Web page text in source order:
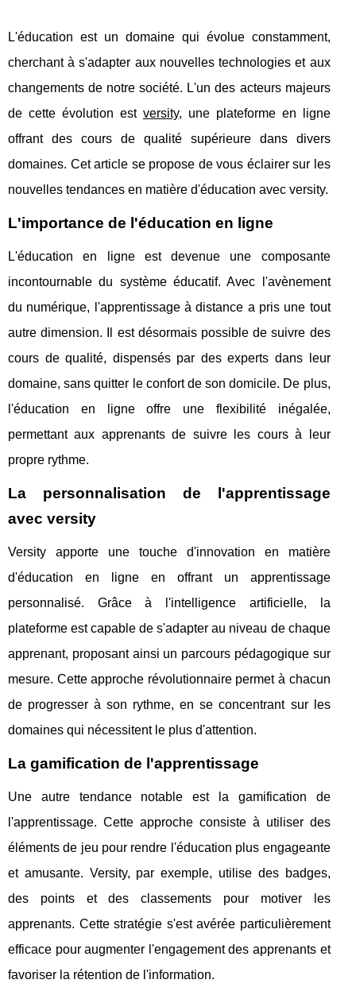
L'éducation est un domaine qui évolue constamment,
cherchant à s'adapter aux nouvelles technologies et aux
changements de notre société. L'un des acteurs majeurs
de cette évolution est versity, une plateforme en ligne
offrant des cours de qualité supérieure dans divers
domaines. Cet article se propose de vous éclairer sur les
nouvelles tendances en matière d'éducation avec versity.
L'importance de l'éducation en ligne
L'éducation en ligne est devenue une composante
incontournable du système éducatif. Avec l'avènement
du numérique, l'apprentissage à distance a pris une tout
autre dimension. Il est désormais possible de suivre des
cours de qualité, dispensés par des experts dans leur
domaine, sans quitter le confort de son domicile. De plus,
l'éducation en ligne offre une flexibilité inégalée,
permettant aux apprenants de suivre les cours à leur
propre rythme.
La personnalisation de l'apprentissage
avec versity
Versity apporte une touche d'innovation en matière
d'éducation en ligne en offrant un apprentissage
personnalisé. Grâce à l'intelligence artificielle, la
plateforme est capable de s'adapter au niveau de chaque
apprenant, proposant ainsi un parcours pédagogique sur
mesure. Cette approche révolutionnaire permet à chacun
de progresser à son rythme, en se concentrant sur les
domaines qui nécessitent le plus d'attention.
La gamification de l'apprentissage
Une autre tendance notable est la gamification de
l'apprentissage. Cette approche consiste à utiliser des
éléments de jeu pour rendre l'éducation plus engageante
et amusante. Versity, par exemple, utilise des badges,
des points et des classements pour motiver les
apprenants. Cette stratégie s'est avérée particulièrement
efficace pour augmenter l'engagement des apprenants et
favoriser la rétention de l'information.